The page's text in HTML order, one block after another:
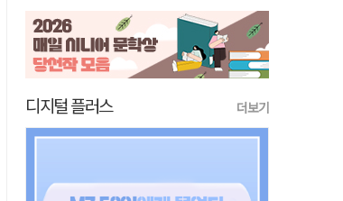
디지털 플러스 더보기